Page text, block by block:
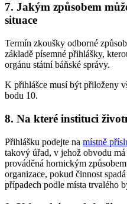
7. Jakým způsobem
situace
Termín zkoušky odborné
základě písemné přihlášky,
orgánu státní báňské správy.
K přihlášce musí být přiloženy
bodu 10.
8. Na které instituci
Přihlášku podejte na místně
takový úřad, v jehož obvodu
prováděná hornickým
organizace, pokud činnost
případech podle místa trvalého